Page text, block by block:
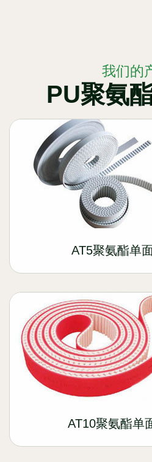
我们的
PU聚氨
AT5聚氨酯单
AT10聚氨酯单